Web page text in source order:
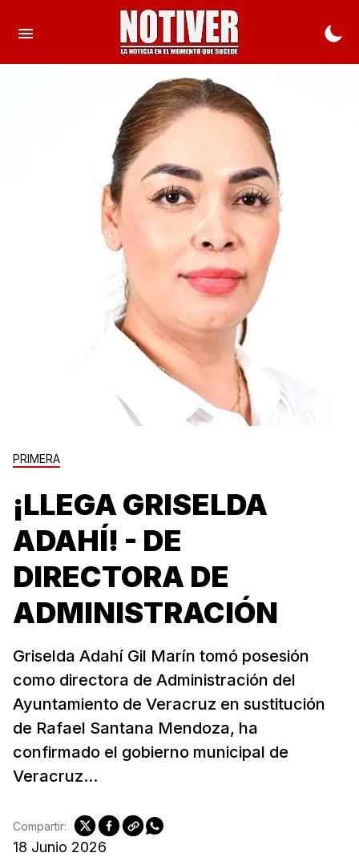
PRIMERA
¡LLEGA GRISELDA
ADAHÍ! - DE
DIRECTORA DE
ADMINISTRACIÓN
Griselda Adahí Gil Marín tomó posesión
como directora de Administración del
Ayuntamiento de Veracruz en sustitución
de Rafael Santana Mendoza, ha
confirmado el gobierno municipal de
Veracruz...
18 Junio 2026
Compartir: